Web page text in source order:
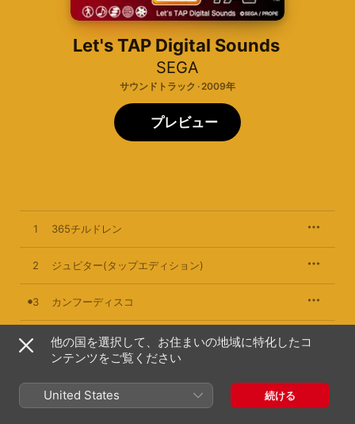
Let's TAP Digital Sounds
SEGA
サウンドトラック · 2009年
プレビュー
1 365チルドレン
2 ジュピター(タップエディション)
3 カンフーディスコ
4 TAPでパパパヤ
6 シティナイトライン
他の国を選択して、お住まいの地域に特化したコ
ンテンツをご覧ください
United States 続ける